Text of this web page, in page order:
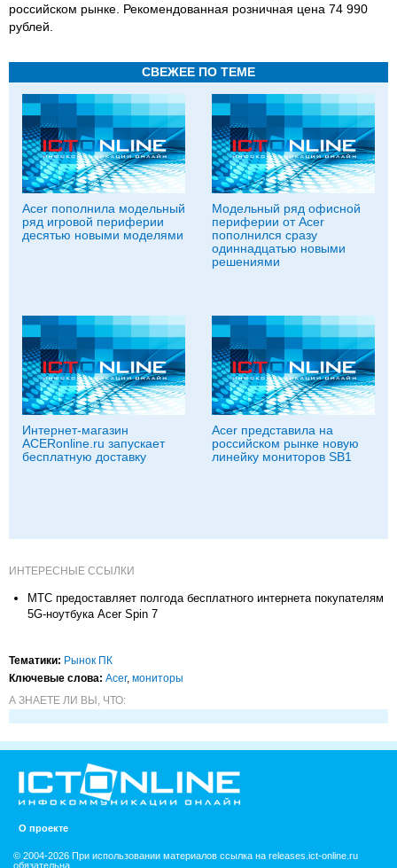
российском рынке. Рекомендованная розничная цена 74 990
рублей.
СВЕЖЕЕ ПО ТЕМЕ
Acer пополнила модельный
ряд игровой периферии
десятью новыми моделями
Модельный ряд офисной
периферии от Acer
пополнился сразу
одиннадцатью новыми
решениями
Интернет-магазин
ACERonline.ru запускает
бесплатную доставку
Acer представила на
российском рынке новую
линейку мониторов SB1
ИНТЕРЕСНЫЕ ССЫЛКИ
МТС предоставляет полгода бесплатного интернета покупателям
5G-ноутбука Acer Spin 7
Тематики: Рынок ПК
Ключевые слова: Acer, мониторы
А ЗНАЕТЕ ЛИ ВЫ, ЧТО:
О проекте
© 2004-2026 При использовании материалов ссылка на releases.ict-online.ru
обязательна